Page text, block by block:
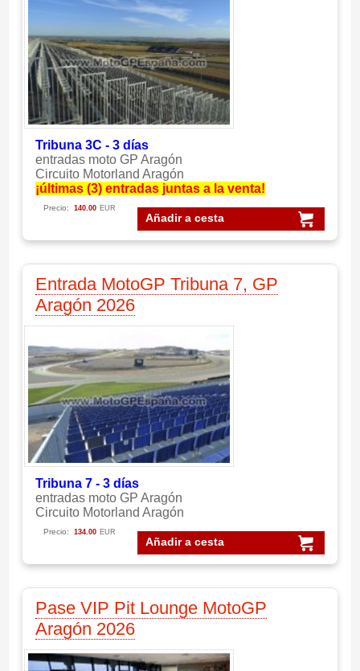
Tribuna 3C - 3 días
entradas moto GP Aragón
Circuito Motorland Aragón
¡últimas (3) entradas juntas a la venta!
Añadir a cesta
Precio: 140.00 EUR
Entrada MotoGP Tribuna 7, GP
Aragón 2026
Tribuna 7 - 3 días
entradas moto GP Aragón
Circuito Motorland Aragón
Añadir a cesta
Precio: 134.00 EUR
Pase VIP Pit Lounge MotoGP
Aragón 2026